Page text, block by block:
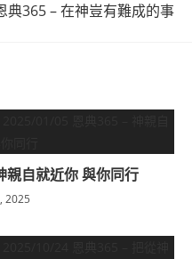
典365 – 在神豈有難成的事
自就近你 與你同行
2025